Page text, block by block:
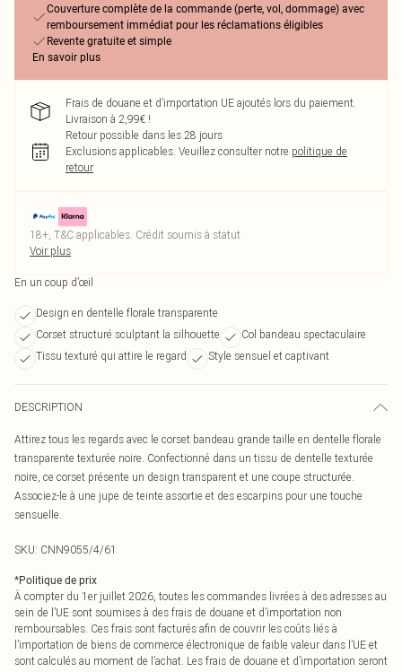
Couverture complète de la commande (perte, vol, dommage) avec
remboursement immédiat pour les réclamations éligibles
Revente gratuite et simple
En savoir plus
Frais de douane et d’importation UE ajoutés lors du paiement.
Livraison à 2,99€ !
Retour possible dans les 28 jours
Exclusions applicables. Veuillez consulter notre politique de
retour
18+, T&C applicables. Crédit soumis à statut
Voir plus
En un coup d’œil
Design en dentelle florale transparente
Corset structuré sculptant la silhouette
Col bandeau spectaculaire
Tissu texturé qui attire le regard
Style sensuel et captivant
DESCRIPTION
Attirez tous les regards avec le corset bandeau grande taille en dentelle florale
transparente texturée noire. Confectionné dans un tissu de dentelle texturée
noire, ce corset présente un design transparent et une coupe structurée.
Associez-le à une jupe de teinte assortie et des escarpins pour une touche
sensuelle.
SKU: CNN9055/4/61
*Politique de prix
À compter du 1er juillet 2026, toutes les commandes livrées à des adresses au
sein de l’UE sont soumises à des frais de douane et d’importation non
remboursables. Ces frais sont facturés afin de couvrir les coûts liés à
l’importation de biens de commerce électronique de faible valeur dans l’UE et
sont calculés au moment de l’achat. Les frais de douane et d’importation seront